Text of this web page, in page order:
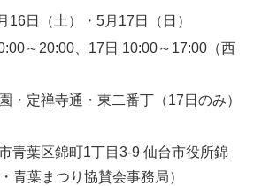
16日（土）・5月17日（日）
～20:00、17日 10:00～17:00（西
・定禅寺通・東二番丁（17日のみ）
青葉区錦町1丁目3-9 仙台市役所錦
青葉まつり協賛会事務局）